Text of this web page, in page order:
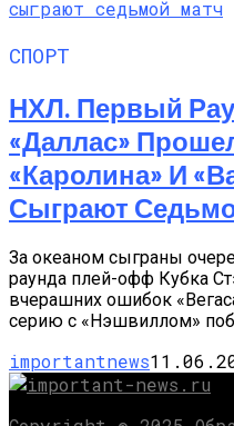
СПОРТ
НХЛ. Первый
«Даллас»
«Каролина» И
Сыграют
За океаном сыграны
раунда плей-офф Кубка
вчерашних ошибок
серию с «Нэшвиллом»
importantnews